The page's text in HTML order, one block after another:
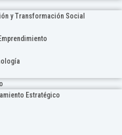
y Transformación Social
Estratégico